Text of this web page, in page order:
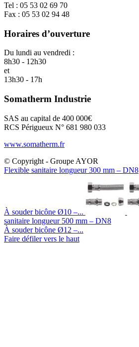
Tel : 05 53 02 69 70
Fax : 05 53 02 94 48
Horaires d’ouverture
Du lundi au vendredi :
8h30 - 12h30
et
13h30 - 17h
Somatherm Industrie
SAS au capital de 400 000€
RCS Périgueux N° 681 980 033
www.somatherm.fr
© Copyright - Groupe AYOR
Flexible sanitaire longueur 300 mm – DN8
À souder bicône Ø10 –...
sanitaire longueur 500 mm – DN8
À souder bicône Ø12 –...
Faire défiler vers le haut